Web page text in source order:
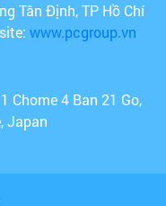
Tân Định, TP Hồ Chí
www.pcgroup.vn
Chome 4 Ban 21 Go,
Japan